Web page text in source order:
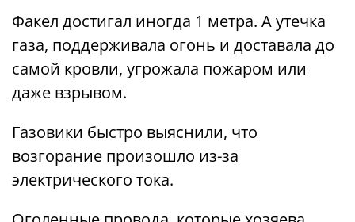
Факел достигал иногда 1 метра. А утечка
газа, поддерживала огонь и доставала до
самой кровли, угрожала пожаром или
даже взрывом.
Газовики быстро выяснили, что
возгорание произошло из-за
электрического тока.